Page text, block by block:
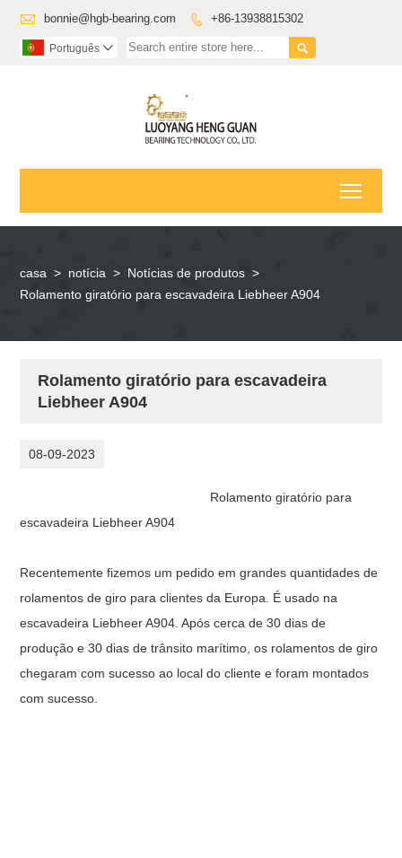
 bonnie@hgb-bearing.com  +86-13938815302

Português 
casa > notícia > Notícias de produtos >
Rolamento giratório para escavadeira Liebheer A904
Rolamento giratório para escavadeira
Liebheer A904
08-09-2023
Rolamento giratório para
escavadeira Liebheer A904
Recentemente fizemos um pedido em grandes quantidades de
rolamentos de giro para clientes da Europa. É usado na
escavadeira Liebheer A904. Após cerca de 30 dias de
produção e 30 dias de trânsito marítimo, os rolamentos de giro
chegaram com sucesso ao local do cliente e foram montados
com sucesso.